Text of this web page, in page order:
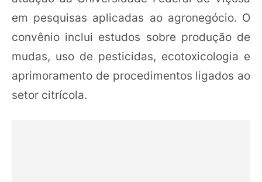
em pesquisas aplicadas ao agronegócio. O
convênio inclui estudos sobre produção de
mudas, uso de pesticidas, ecotoxicologia e
aprimoramento de procedimentos ligados ao
setor citrícola.